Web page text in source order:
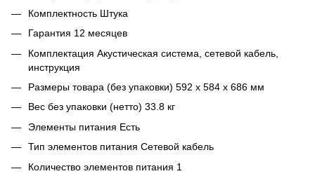
Комплектность Штука
Гарантия 12 месяцев
Комплектация Акустическая система, сетевой кабель,
инструкция
Размеры товара (без упаковки) 592 x 584 x 686 мм
Вес без упаковки (нетто) 33.8 кг
Элементы питания Есть
Тип элементов питания Сетевой кабель
Количество элементов питания 1